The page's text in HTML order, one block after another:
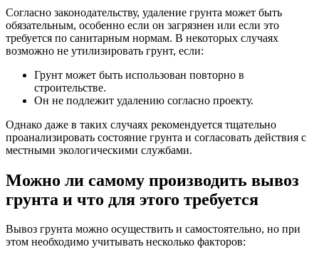
Согласно законодательству, удаление грунта может быть
обязательным, особенно если он загрязнен или если это
требуется по санитарным нормам. В некоторых случаях
возможно не утилизировать грунт, если:
Грунт может быть использован повторно в
строительстве.
Он не подлежит удалению согласно проекту.
Однако даже в таких случаях рекомендуется тщательно
проанализировать состояние грунта и согласовать действия с
местными экологическими службами.
Можно ли самому производить вывоз
грунта и что для этого требуется
Вывоз грунта можно осуществить и самостоятельно, но при
этом необходимо учитывать несколько факторов: